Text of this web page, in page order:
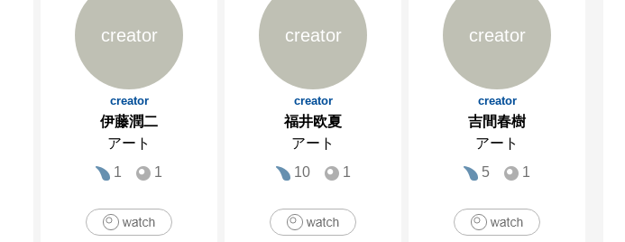
creator
creator
伊藤潤二
アート
1
1
creator
creator
福井欧夏
アート
10
1
creator
creator
吉間春樹
アート
5
1